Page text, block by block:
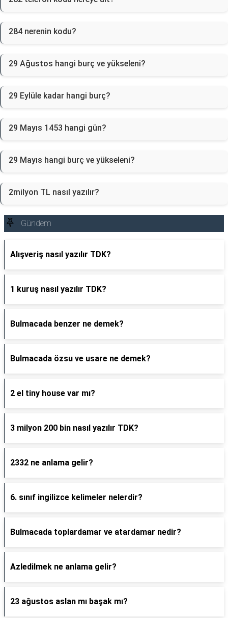
284 nerenin kodu?
29 Ağustos hangi burç ve yükseleni?
29 Eylüle kadar hangi burç?
29 Mayıs 1453 hangi gün?
29 Mayıs hangi burç ve yükseleni?
2milyon TL nasıl yazılır?
Gündem
Alışveriş nasıl yazılır TDK?
1 kuruş nasıl yazılır TDK?
Bulmacada benzer ne demek?
Bulmacada özsu ve usare ne demek?
2 el tiny house var mı?
3 milyon 200 bin nasıl yazılır TDK?
2332 ne anlama gelir?
6. sınıf ingilizce kelimeler nelerdir?
Bulmacada toplardamar ve atardamar nedir?
Azledilmek ne anlama gelir?
23 ağustos aslan mı başak mı?